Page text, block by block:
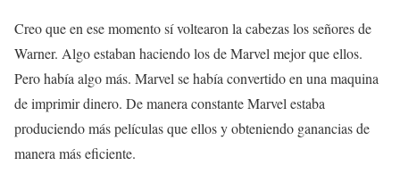
Creo que en ese momento sí voltearon la cabezas los señores de
Warner. Algo estaban haciendo los de Marvel mejor que ellos.
Pero había algo más. Marvel se había convertido en una maquina
de imprimir dinero. De manera constante Marvel estaba
produciendo más películas que ellos y obteniendo ganancias de
manera más eficiente.